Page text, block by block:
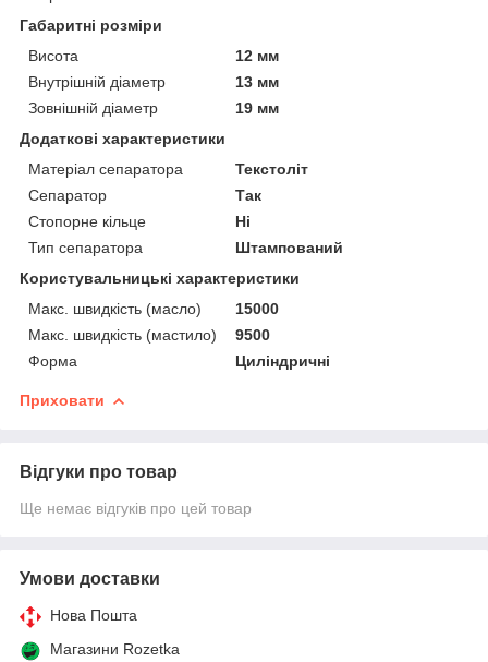
Габаритні розміри
Висота
12 мм
Внутрішній діаметр
13 мм
Зовнішній діаметр
19 мм
Додаткові характеристики
Матеріал сепаратора
Текстоліт
Сепаратор
Так
Стопорне кільце
Ні
Тип сепаратора
Штампований
Користувальницькі характеристики
Макс. швидкість (масло)
15000
Макс. швидкість (мастило)
9500
Форма
Циліндричні
Приховати
Відгуки про товар
Ще немає відгуків про цей товар
Умови доставки
Нова Пошта
Магазини Rozetka